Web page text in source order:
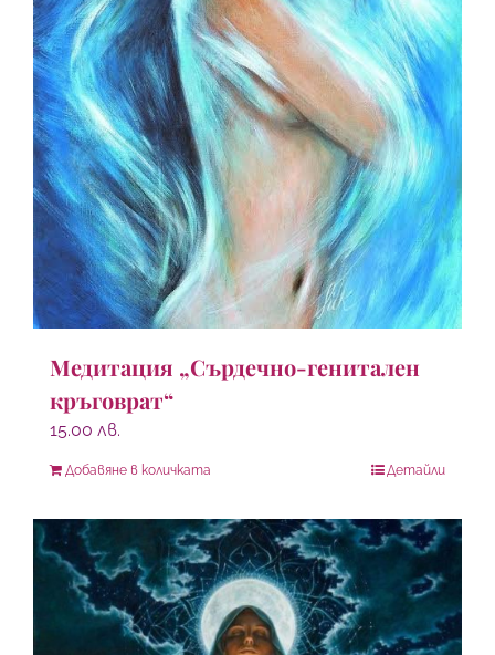
Медитация „Сърдечно-генитален
кръговрат“
15.00 лв.
Добавяне в количката Детайли